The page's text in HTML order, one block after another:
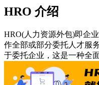
HRO 介绍
HRO(人力资源外包)即企
作全部或部分委托人才服
于委托企业，这是一种全